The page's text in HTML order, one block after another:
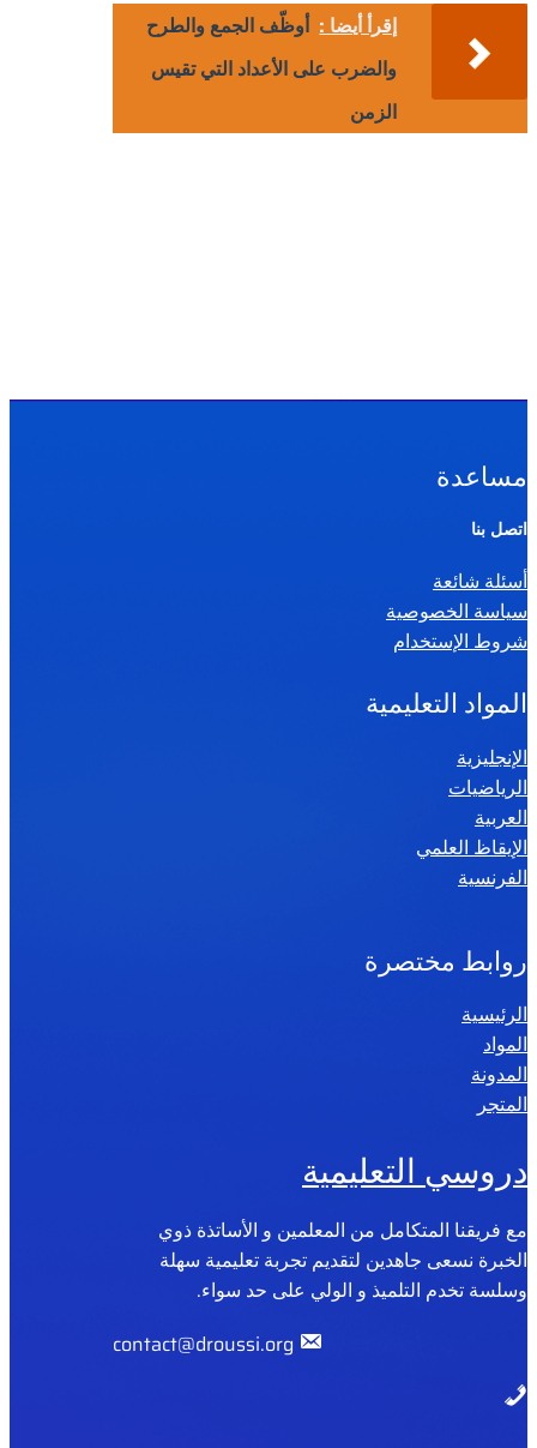
إقرأ أيضا : أوظّف الجمع والطرح
والضرب على الأعداد التي تقيس
الزمن
مساعدة
اتصل بنا
أسئلة شائعة
سياسة الخصوصية
شروط الإستخدام
المواد التعليمية
الإنجليزية
الرياضيات
العربية
الإيقاظ العلمي
الفرنسية
روابط مختصرة
الرئيسية
المواد
المدونة
المتجر
دروسي التعليمية
مع فريقنا المتكامل من المعلمين و الأساتذة ذوي
الخبرة نسعى جاهدين لتقديم تجربة تعليمية سهلة
وسلسة تخدم التلميذ و الولي على حد سواء.